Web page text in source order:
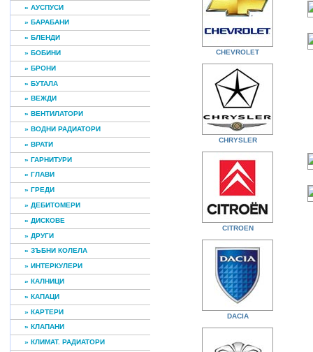
» АУСПУСИ
» БАРАБАНИ
» БЛЕНДИ
» БОБИНИ
» БРОНИ
» БУТАЛА
» ВЕЖДИ
» ВЕНТИЛАТОРИ
» ВОДНИ РАДИАТОРИ
» ВРАТИ
» ГАРНИТУРИ
» ГЛАВИ
» ГРЕДИ
» ДЕБИТОМЕРИ
» ДИСКОВЕ
» ДРУГИ
» ЗЪБНИ КОЛЕЛА
» ИНТЕРКУЛЕРИ
» КАЛНИЦИ
» КАПАЦИ
» КАРТЕРИ
» КЛАПАНИ
» КЛИМАТ. РАДИАТОРИ
CHEVROLET
CHRYSLER
CITROEN
DACIA